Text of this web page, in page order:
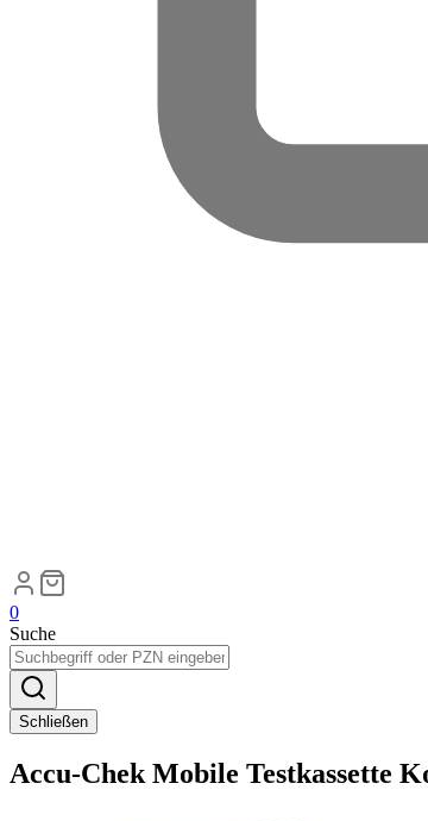
0
Suche
Schließen
Accu-Chek Mobile Testkassette